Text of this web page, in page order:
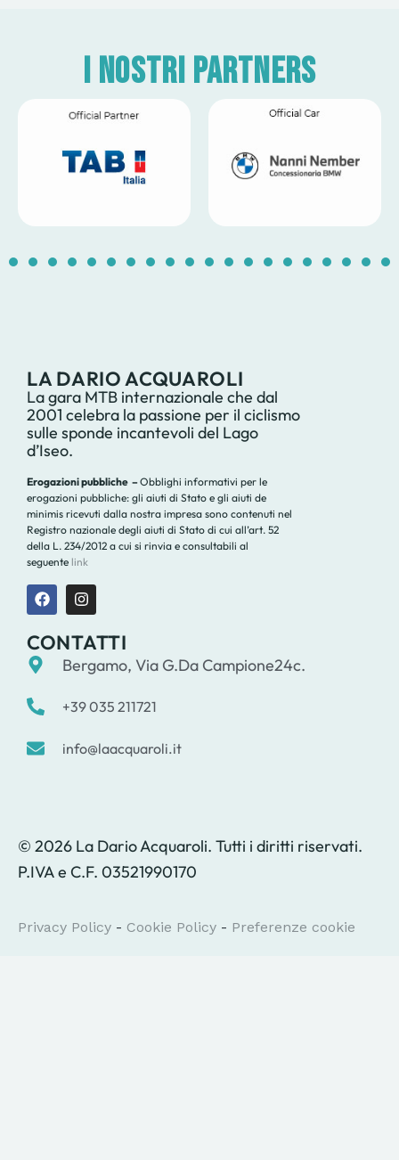
I nostri partners
1 2 3 4 5 6 7 8 9 10 11 12 13 14
LA DARIO ACQUAROLI
La gara MTB internazionale che dal
2001 celebra la passione per il ciclismo
sulle sponde incantevoli del Lago
d’Iseo.
Erogazioni pubbliche –Obblighi informativi per le
erogazioni pubbliche: gli aiuti di Stato e gli aiuti de
minimis ricevuti dalla nostra impresa sono contenuti nel
Registro nazionale degli aiuti di Stato di cui all’art. 52
della L. 234/2012 a cui si rinvia e consultabili al
seguente link
CONTATTI
Bergamo, Via G.Da Campione24c.
+39 035 211721
info@laacquaroli.it
© 2026 La Dario Acquaroli. Tutti i diritti riservati.
P.IVA e C.F. 03521990170
Privacy Policy - Cookie Policy - Preferenze cookie